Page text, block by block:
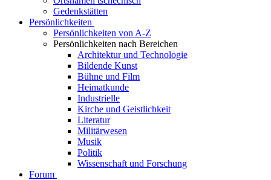
Gedenkstätten
Persönlichkeiten
Persönlichkeiten von A-Z
Persönlichkeiten nach Bereichen
Architektur und Technologie
Bildende Kunst
Bühne und Film
Heimatkunde
Industrielle
Kirche und Geistlichkeit
Literatur
Militärwesen
Musik
Politik
Wissenschaft und Forschung
Forum